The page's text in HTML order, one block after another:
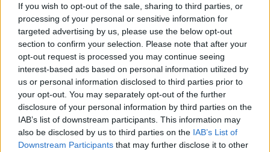
If you wish to opt-out of the sale, sharing to third parties, or
processing of your personal or sensitive information for
targeted advertising by us, please use the below opt-out
section to confirm your selection. Please note that after your
opt-out request is processed you may continue seeing
interest-based ads based on personal information utilized by
us or personal information disclosed to third parties prior to
your opt-out. You may separately opt-out of the further
disclosure of your personal information by third parties on the
IAB’s list of downstream participants. This information may
also be disclosed by us to third parties on the IAB’s List of
Downstream Participants that may further disclose it to other
alacsonyabb alkoholtartalmú, illetve negyedüveges
kiszerelésű termékeikkel próbálnak pozíciót nyerni
(mindkét vonal bombaüzlet).
Mivel kis túlzással a világon fellelhető összes fajtát
termesztik az általuk használt kb. 3500 hektáron
(ami nagyobb, mint pl. a Balatonboglári borvidék),
ezért tényleg mindenki megtalálja a kedvére valót a
végtelennek tűnő kínálatban. És mindez egyáltalán
nem is bonyolult, a honlapjuk "borkeresőjében"
például ez az első szűrő: